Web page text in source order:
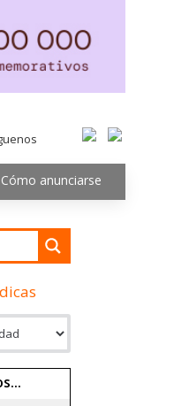
Cómo anunciarse